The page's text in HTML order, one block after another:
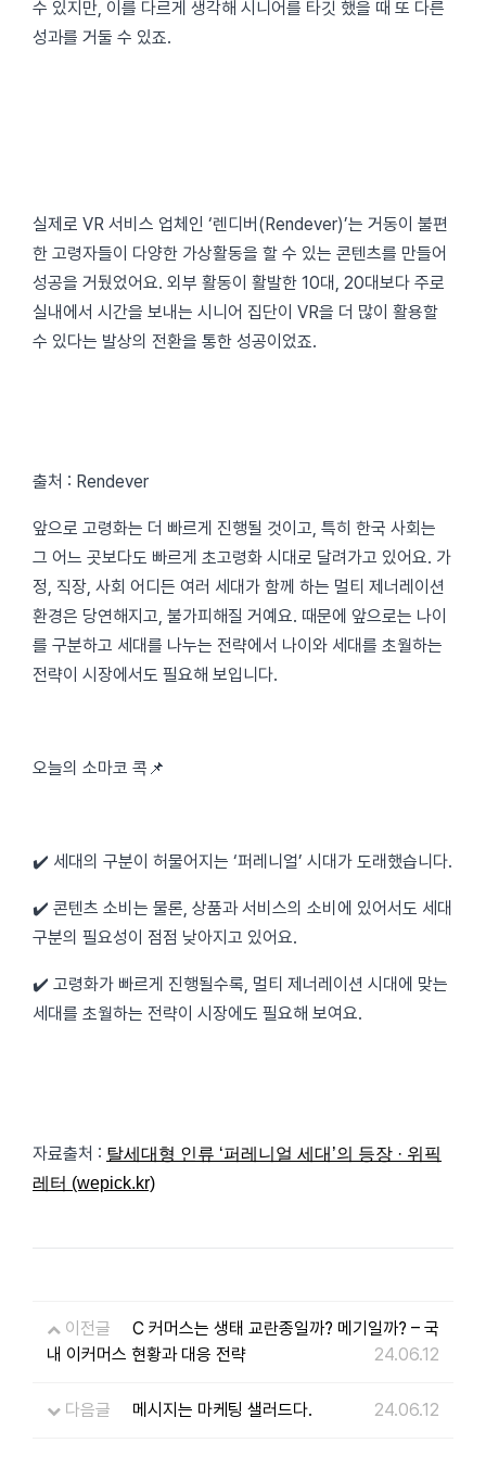
수 있지만, 이를 다르게 생각해 시니어를 타깃 했을 때 또 다른
성과를 거둘 수 있죠.
실제로 VR 서비스 업체인 ‘렌디버(Rendever)’는 거동이 불편
한 고령자들이 다양한 가상활동을 할 수 있는 콘텐츠를 만들어
성공을 거뒀었어요. 외부 활동이 활발한 10대, 20대보다 주로
실내에서 시간을 보내는 시니어 집단이 VR을 더 많이 활용할
수 있다는 발상의 전환을 통한 성공이었죠.
출처 : Rendever
앞으로 고령화는 더 빠르게 진행될 것이고, 특히 한국 사회는
그 어느 곳보다도 빠르게 초고령화 시대로 달려가고 있어요. 가
정, 직장, 사회 어디든 여러 세대가 함께 하는 멀티 제너레이션
환경은 당연해지고, 불가피해질 거예요. 때문에 앞으로는 나이
를 구분하고 세대를 나누는 전략에서 나이와 세대를 초월하는
전략이 시장에서도 필요해 보입니다.
오늘의 소마코 콕📌
✔️ 세대의 구분이 허물어지는 ‘퍼레니얼’ 시대가 도래했습니다.
✔️ 콘텐츠 소비는 물론, 상품과 서비스의 소비에 있어서도 세대
구분의 필요성이 점점 낮아지고 있어요.
✔️ 고령화가 빠르게 진행될수록, 멀티 제너레이션 시대에 맞는
세대를 초월하는 전략이 시장에도 필요해 보여요.
자료출처 : 탈세대형 인류 ‘퍼레니얼 세대’의 등장 · 위픽
레터 (wepick.kr)
이전글
C 커머스는 생태 교란종일까? 메기일까? – 국
내 이커머스 현황과 대응 전략
24.06.12
다음글 메시지는 마케팅 샐러드다. 24.06.12